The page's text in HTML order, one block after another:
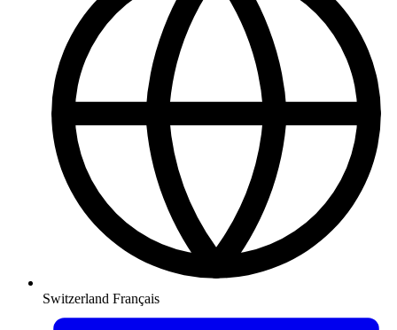
Switzerland Français